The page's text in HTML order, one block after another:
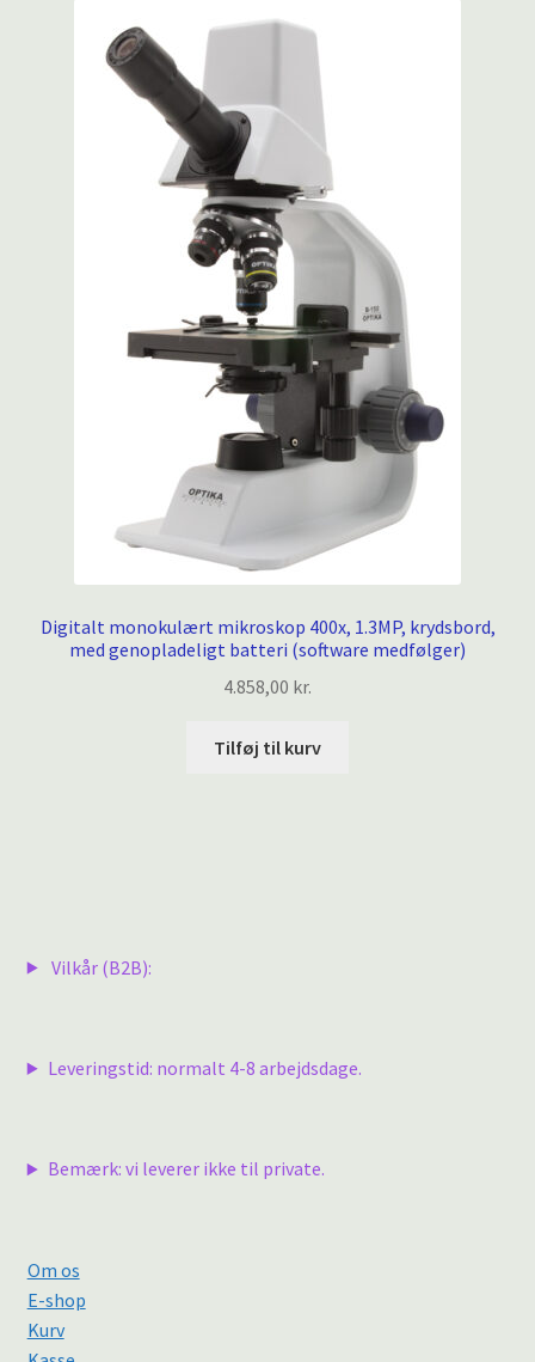
Digitalt monokulært mikroskop 400x, 1.3MP, krydsbord,
med genopladeligt batteri (software medfølger)
4.858,00 kr.
Tilføj til kurv
Vilkår (B2B):
Leveringstid: normalt 4-8 arbejdsdage.
Bemærk: vi leverer ikke til private.
Om os
E-shop
Kurv